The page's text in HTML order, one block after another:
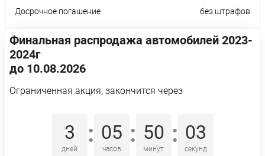
Досрочное погашение
без штрафов
Финальная распродажа автомобилей 2023-
2024г
до 10.08.2026
Ограниченная акция, закончится через
3
дней
: 05
часов
: 50
минут
: 02
секунд